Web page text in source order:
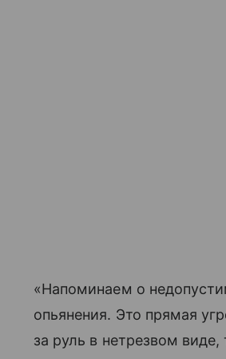
«Напоминаем о
опьянения. Это прямая
за руль в нетрезвом